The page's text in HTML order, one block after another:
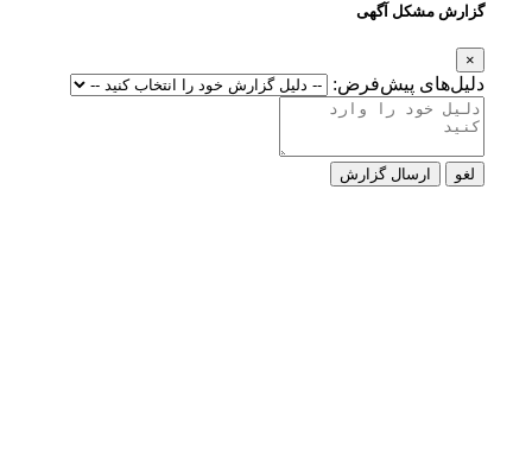
گزارش مشکل آگهی
×
دلیل‌های پیش‌فرض:
لغو ارسال گزارش